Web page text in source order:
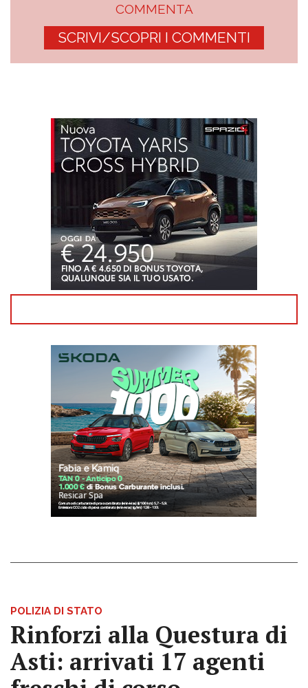
COMMENTA
SCRIVI/SCOPRI I COMMENTI
POLIZIA DI STATO
Rinforzi alla Questura di
Asti: arrivati 17 agenti